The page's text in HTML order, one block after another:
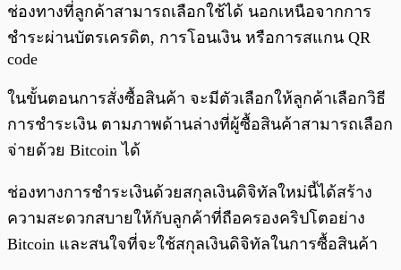
ช่องทางที่ลูกค้าสามารถเลือกใช้ได้ นอกเหนือจากการ
ชำระผ่านบัตรเครดิต, การโอนเงิน หรือการสแกน QR
code
ในขั้นตอนการสั่งซื้อสินค้า จะมีตัวเลือกให้ลูกค้าเลือกวิธี
การชำระเงิน ตามภาพด้านล่างที่ผู้ซื้อสินค้าสามารถเลือก
จ่ายด้วย Bitcoin ได้
ช่องทางการชำระเงินด้วยสกุลเงินดิจิทัลใหม่นี้ได้สร้าง
ความสะดวกสบายให้กับลูกค้าที่ถือครองคริปโตอย่าง
Bitcoin และสนใจที่จะใช้สกุลเงินดิจิทัลในการซื้อสินค้า